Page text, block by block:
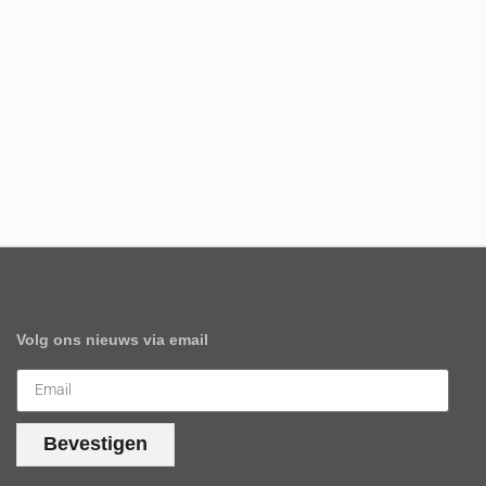
Volg ons nieuws via email
Bevestigen